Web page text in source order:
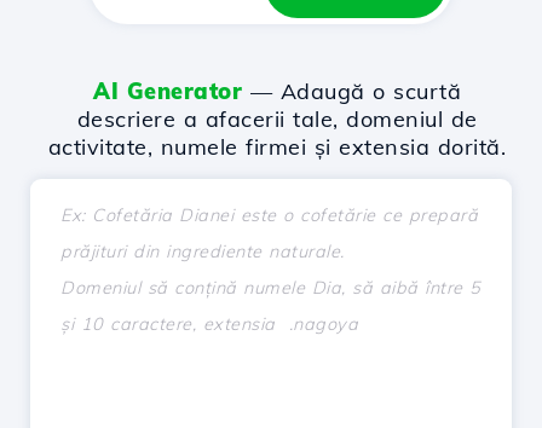
AI Generator — Adaugă o scurtă
descriere a afacerii tale, domeniul de
activitate, numele firmei și extensia dorită.